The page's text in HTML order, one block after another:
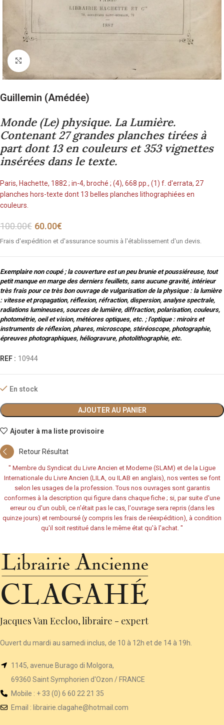
Cliquez pour agrandir
Guillemin (Amédée)
Monde (Le) physique. La Lumière.
Contenant 27 grandes planches tirées à
part dont 13 en couleurs et 353 vignettes
insérées dans le texte.
Paris, Hachette, 1882 ; in-4, broché ; (4), 668 pp., (1) f. d'errata, 27
planches hors-texte dont 13 belles planches lithographiées en
couleurs.
100.00€ 60.00€
Frais d'expédition et d'assurance soumis à l'établissement d'un devis.
Exemplaire non coupé ; la couverture est un peu brunie et poussiéreuse, tout
petit manque en marge des derniers feuillets, sans aucune gravité, intérieur
très frais pour ce très bon ouvrage de vulgarisation de la physique : la lumière
: vitesse et propagation, réflexion, réfraction, dispersion, analyse spectrale,
radiations lumineuses, sources de lumière, diffraction, polarisation, couleurs,
photométrie, oeil et vision, météores optiques, etc. ; l'optique : miroirs et
instruments de réflexion, phares, microscope, stéréoscope, photographie,
épreuves photographiques, héliogravure, photolithographie, etc.
REF : 10944
En stock
AJOUTER AU PANIER
Ajouter à ma liste provisoire
Retour Résultat
" Membre du Syndicat du Livre Ancien et Moderne (SLAM) et de la Ligue
Internationale du Livre Ancien (LILA, ou ILAB en anglais), nos ventes se font
selon les usages de la profession. Tous nos ouvrages sont garantis
conformes à la description qui figure dans chaque fiche ; si, par suite d'une
erreur ou d'un oubli, ce n'était pas le cas, l'ouvrage sera repris (dans les
quinze jours) et remboursé (y compris les frais de réexpédition), à condition
qu'il soit restitué dans le même état qu'à l'achat. "
Jacques Van Eecloo, libraire - expert
Ouvert du mardi au samedi inclus, de 10 à 12h et de 14 à 19h.
1145, avenue Burago di Molgora,
69360 Saint Symphorien d'Ozon / FRANCE
Mobile : + 33 (0) 6 60 22 21 35
Email : librairie .clagahe@hotmail.com